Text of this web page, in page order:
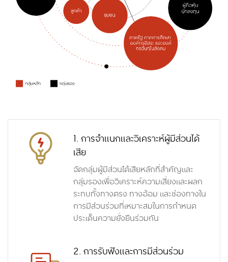
1. การจำแนกและวิเคราะห์ผู้มีส่วนได้
เสีย
จัดกลุ่มผู้มีส่วนได้เสียหลักที่สำคัญและ
กลุ่มรองเพื่อวิเคราะห์ความเสี่ยงและผลก
ระทบทั้งทางตรง ทางอ้อม และช่องทางใน
การมีส่วนร่วมที่เหมาะสมในการกำหนด
ประเด็นความยั่งยืนร่วมกัน
2. การรับฟังและการมีส่วนร่วม